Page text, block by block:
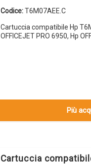
Codice:T6M07AEE.C
Cartuccia compatibile Hp
OFFICEJET PRO 6950, Hp
Più
Cartuccia